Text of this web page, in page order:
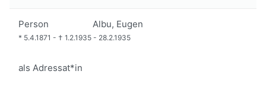
Person Albu, Eugen
* 5.4.1871 - † 1.2.1935 - 28.2.1935
als Adressat*in